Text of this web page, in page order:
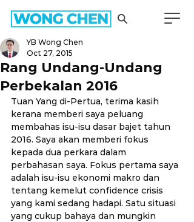
Rang Undang-Undang
Perbekalan 2016
YB Wong Chen
Oct 27, 2015
Tuan Yang di-Pertua, terima kasih
kerana memberi saya peluang
membahas isu-isu dasar bajet tahun
2016. Saya akan memberi fokus
kepada dua perkara dalam
perbahasan saya. Fokus pertama saya
adalah isu-isu ekonomi makro dan
tentang kemelut confidence crisis
yang kami sedang hadapi. Satu situasi
yang cukup bahaya dan mungkin